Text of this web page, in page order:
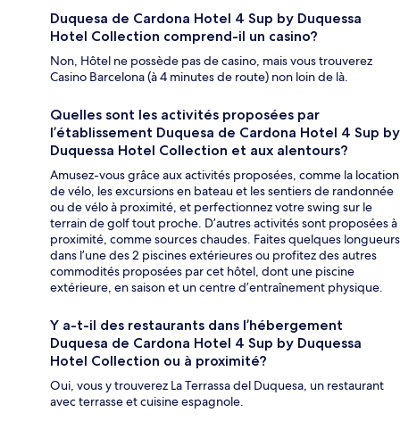
Duquesa de Cardona Hotel 4 Sup by Duquessa
Hotel Collection comprend-il un casino?
Non, Hôtel ne possède pas de casino, mais vous trouverez
Casino Barcelona (à 4 minutes de route) non loin de là.
Quelles sont les activités proposées par
l’établissement Duquesa de Cardona Hotel 4 Sup by
Duquessa Hotel Collection et aux alentours?
Amusez-vous grâce aux activités proposées, comme la location
de vélo, les excursions en bateau et les sentiers de randonnée
ou de vélo à proximité, et perfectionnez votre swing sur le
terrain de golf tout proche. D’autres activités sont proposées à
proximité, comme sources chaudes. Faites quelques longueurs
dans l’une des 2 piscines extérieures ou profitez des autres
commodités proposées par cet hôtel, dont une piscine
extérieure, en saison et un centre d’entraînement physique.
Y a-t-il des restaurants dans l’hébergement
Duquesa de Cardona Hotel 4 Sup by Duquessa
Hotel Collection ou à proximité?
Oui, vous y trouverez La Terrassa del Duquesa, un restaurant
avec terrasse et cuisine espagnole.